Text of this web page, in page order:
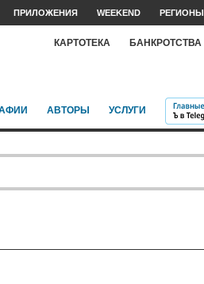
ПРИЛОЖЕНИЯ WEEKEND РЕГИОНЫ
КАРТОТЕКА БАНКРОТСТВА
АВТОРЫ УСЛУГИ